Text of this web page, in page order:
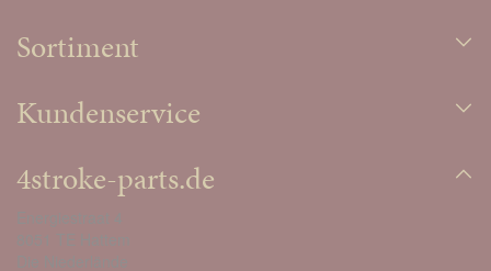
Sortiment
Kundenservice
4stroke-parts.de